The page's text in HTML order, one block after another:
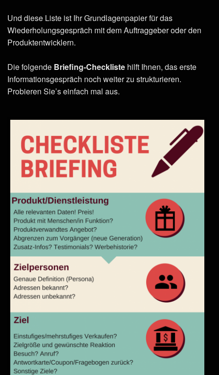
Und diese Liste ist Ihr Grundlagenpapier für das
Wiederholungsgespräch mit dem Auftraggeber oder den
Produktentwicklern.
Die folgende Briefing-Checkliste hilft Ihnen, das erste
Informationsgespräch noch weiter zu strukturieren.
Probieren Sie’s einfach mal aus.